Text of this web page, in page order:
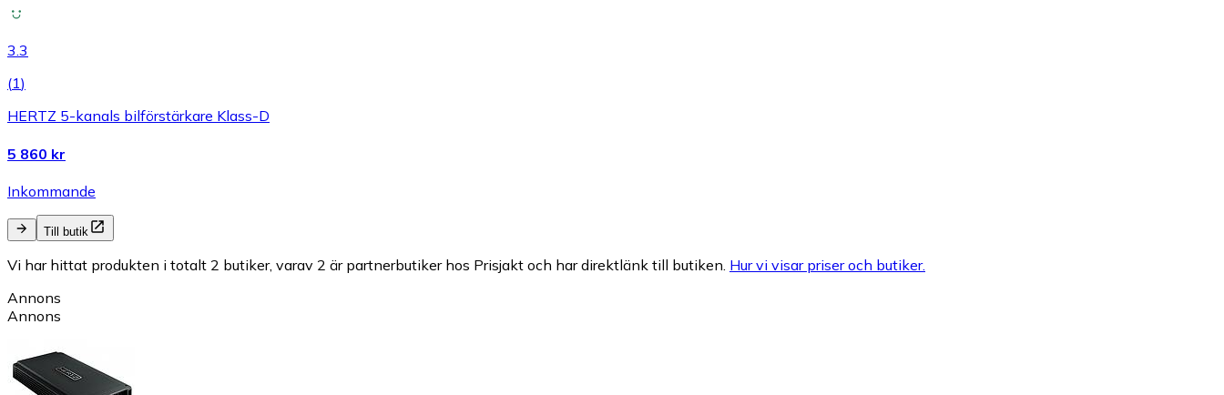
3.3
(1)
HERTZ 5-kanals bilförstärkare Klass-D
5 860 kr
Inkommande
Till butik
Vi har hittat produkten i totalt 2 butiker, varav 2 är partnerbutiker hos Prisjakt och har direktlänk till butiken. Hur vi visar priser och butiker.
Annons
Annons